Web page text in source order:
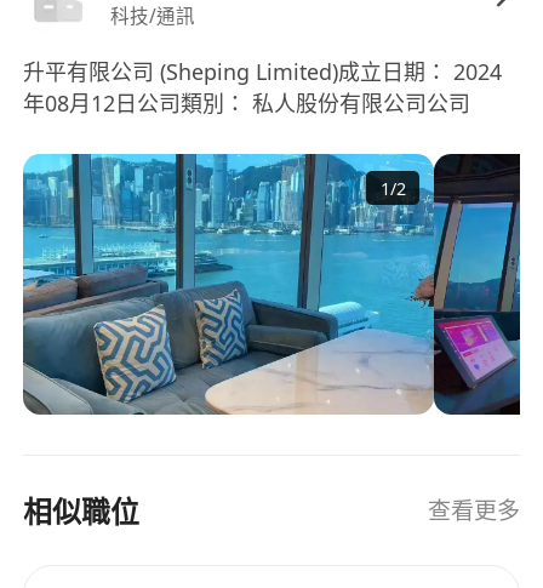
科技/通訊
升平有限公司 (Sheping Limited)成立日期： 2024
年08月12日公司類別： 私人股份有限公司公司
1/2
相似職位 查看更多